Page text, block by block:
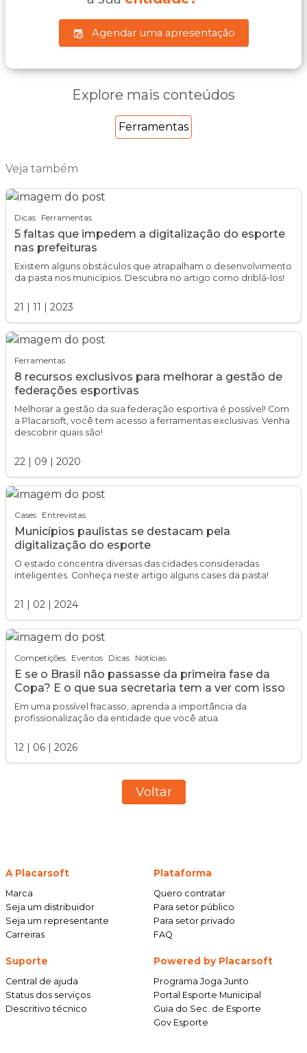
Agendar uma apresentação
Explore mais conteúdos
Ferramentas
Veja também
Dicas Ferramentas
5 faltas que impedem a digitalização do esporte
nas prefeituras
Existem alguns obstáculos que atrapalham o desenvolvimento
da pasta nos municípios. Descubra no artigo como driblá-los!
21 11 2023
Ferramentas
8 recursos exclusivos para melhorar a gestão de
federações esportivas
Melhorar a gestão da sua federação esportiva é possível! Com
a Placarsoft, você tem acesso a ferramentas exclusivas. Venha
descobrir quais são!
22 09 2020
Cases Entrevistas
Municípios paulistas se destacam pela
digitalização do esporte
O estado concentra diversas das cidades consideradas
inteligentes. Conheça neste artigo alguns cases da pasta!
21 02 2024
Competições Eventos Dicas Notícias
E se o Brasil não passasse da primeira fase da
Copa? E o que sua secretaria tem a ver com isso
Em uma possível fracasso, aprenda a importância da
profissionalização da entidade que você atua.
12 06 2026
Voltar
A Placarsoft
Marca
Seja um distribuidor
Seja um representante
Carreiras
Plataforma
Quero contratar
Para setor público
Para setor privado
FAQ
Suporte
Central de ajuda
Status dos serviços
Descritivo técnico
Powered by Placarsoft
Programa Joga Junto
Portal Esporte Municipal
Guia do Sec. de Esporte
Gov Esporte